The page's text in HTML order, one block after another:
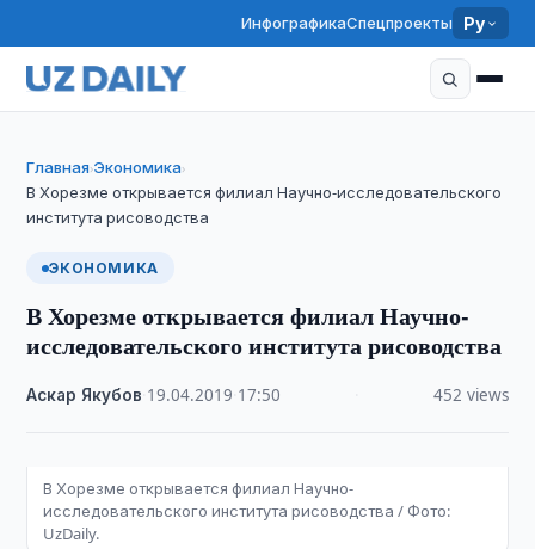
ИнфографикаСпецпроекты Ру
Главная›Экономика›
В Хорезме открывается филиал Научно-исследовательского
института рисоводства
ЭКОНОМИКА
В Хорезме открывается филиал Научно-
исследовательского института рисоводства
Аскар Якубов 19.04.2019 17:50 452 views
В Хорезме открывается филиал Научно-
исследовательского института рисоводства / Фото:
UzDaily.